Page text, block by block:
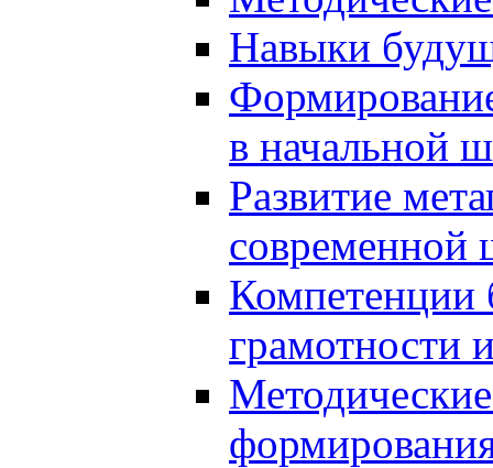
Навыки
в начальной
Развитие
современной
Компетенции
грамотности